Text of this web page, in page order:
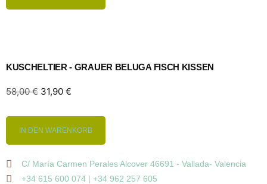
KUSCHELTIER - GRAUER BELUGA FISCH KISSEN
58,00€ 31,90 €
IN DEN WARENKORB
C/ María Carmen Perales Alcover 46691 - Vallada- Valencia
+34 615 600 074 | +34 962 257 605